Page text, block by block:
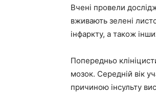
Вчені провели
вживають зелені
інфаркту, а також
Попередньо
мозок. Середній вік
причиною інсульту